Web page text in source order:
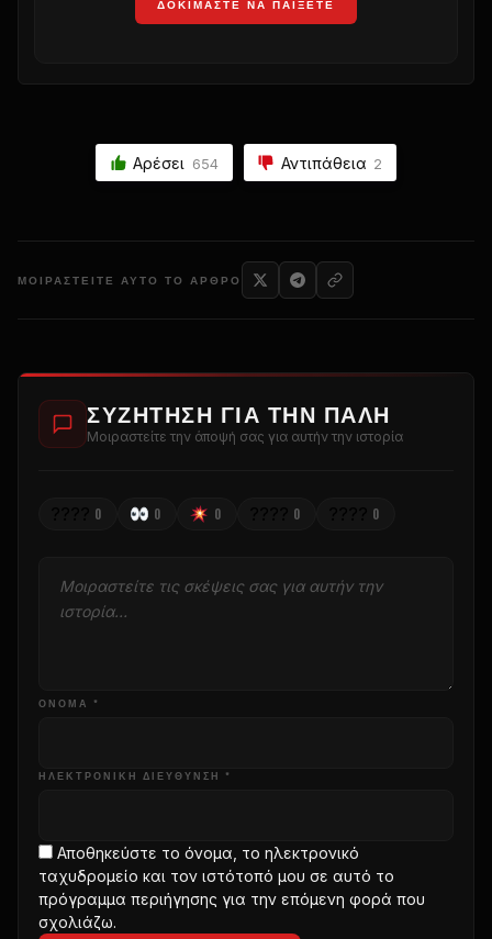
ΔΟΚΙΜΆΣΤΕ ΝΑ ΠΑΊΞΕΤΕ
Αρέσει 654 Αντιπάθεια 2
ΜΟΙΡΑΣΤΕΊΤΕ ΑΥΤΌ ΤΟ ΆΡΘΡΟ
ΣΥΖΉΤΗΣΗ ΓΙΑ ΤΗΝ ΠΆΛΗ
Μοιραστείτε την άποψή σας για αυτήν την ιστορία
0 0 0 0 0
ΌΝΟΜΑ *
ΗΛΕΚΤΡΟΝΙΚΗ ΔΙΕΥΘΥΝΣΗ *
Αποθηκεύστε το όνομα, το ηλεκτρονικό
ταχυδρομείο και τον ιστότοπό μου σε αυτό το
πρόγραμμα περιήγησης για την επόμενη φορά που
σχολιάζω.